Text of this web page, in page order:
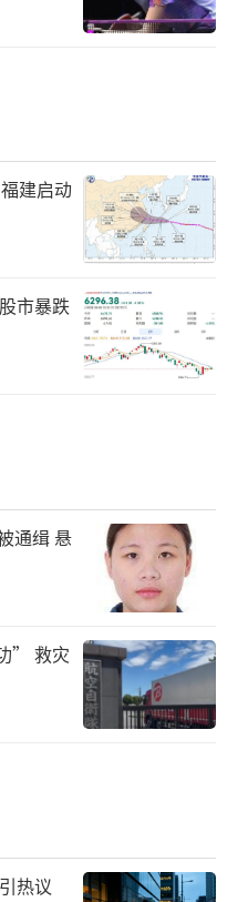
建启动
市暴跌
通缉 悬
” 救灾
热议